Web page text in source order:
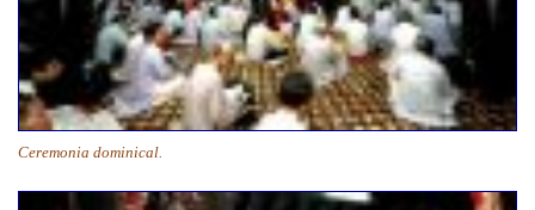
Ceremonia dominical.